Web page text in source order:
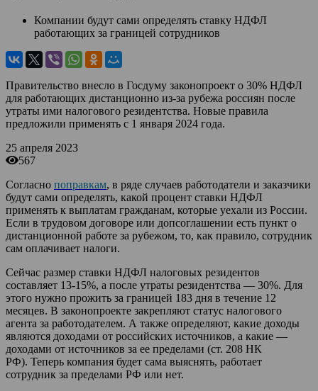
Компании будут сами определять ставку НДФЛ
работающих за границей сотрудников
Правительство внесло в Госдуму законопроект о 30% НДФЛ
для работающих дистанционно из-за рубежа россиян после
утраты ими налогового резидентства. Новые правила
предложили применять с 1 января 2024 года.
25 апреля 2023
567
Согласно поправкам, в ряде случаев работодатели и заказчики
будут сами определять, какой процент ставки НДФЛ
применять к выплатам гражданам, которые уехали из России.
Если в трудовом договоре или допсоглашении есть пункт о
дистанционной работе за рубежом, то, как правило, сотрудник
сам оплачивает налоги.
Сейчас размер ставки НДФЛ налоговых резидентов
составляет 13-15%, а после утраты резидентства — 30%. Для
этого нужно прожить за границей 183 дня в течение 12
месяцев. В законопроекте закрепляют статус налогового
агента за работодателем. А также определяют, какие доходы
являются доходами от российских источников, а какие —
доходами от источников за ее пределами (ст. 208 НК
РФ). Теперь компания будет сама выяснять, работает
сотрудник за пределами РФ или нет.